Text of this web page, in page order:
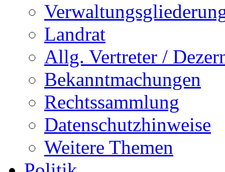
Landrat
Allg. Vertreter /
Bekanntmachungen
Rechtssammlung
Datenschutzhinweise
Weitere Themen